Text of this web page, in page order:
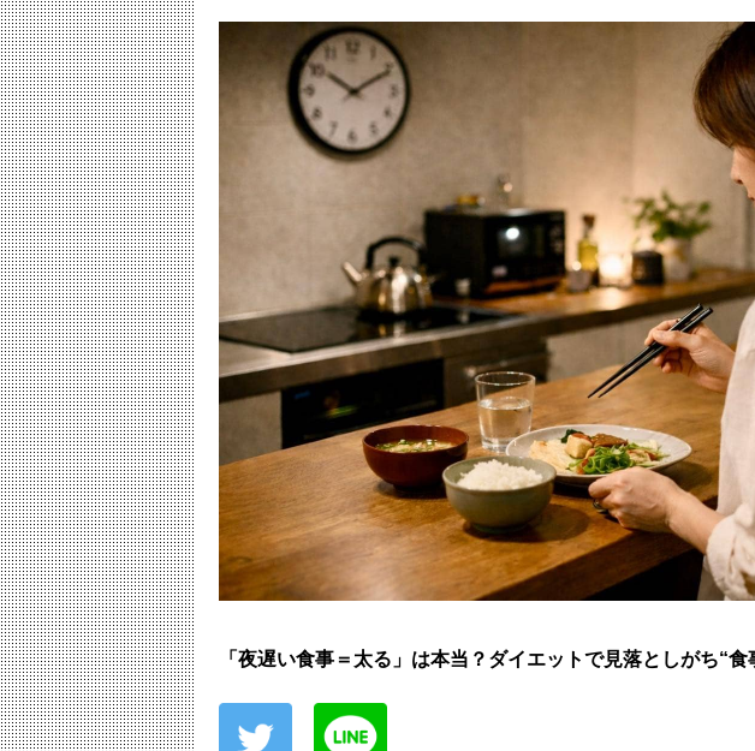
「夜遅い食事＝太る」は本当？ダイエットで見落としがち“